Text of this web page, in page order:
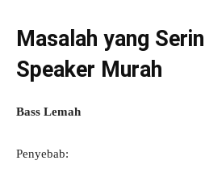
Masalah yang
Speaker Murah
Bass Lemah
Penyebab: